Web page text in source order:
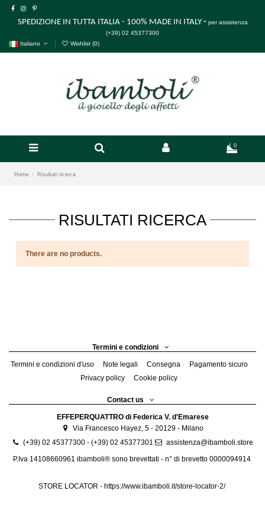
SPEDIZIONE IN TUTTA ITALIA - 100% MADE IN ITALY - per assistenza
(+39) 02 45377300
Italiano
Wishlist (0)
0
Home Risultati ricerca
RISULTATI RICERCA
There are no products.
Termini e condizioni
Termini e condizioni d'uso Note legali Consegna
Pagamento sicuro
Privacy policy
Cookie policy
Contact us
EFFEPERQUATTRO di Federica V. d'Emarese
Via Francesco Hayez, 5 - 20129 - Milano
(+39) 02 45377300 - (+39) 02 45377301
assistenza@ibamboli.store
P.Iva 14108660961 ibamboli® sono brevettati - n° di brevetto 0000094914
STORE LOCATOR - https://www.ibamboli.it/store-locator-2/